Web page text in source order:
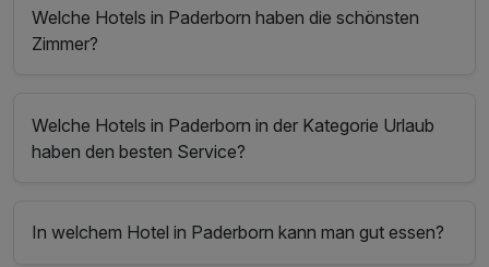
Welche Hotels in Paderborn haben die schönsten
Zimmer?
Welche Hotels in Paderborn in der Kategorie Urlaub
haben den besten Service?
In welchem Hotel in Paderborn kann man gut essen?